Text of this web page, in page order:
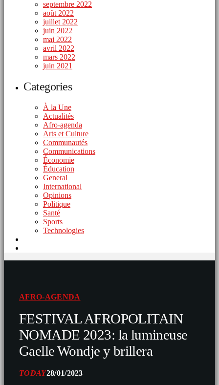
septembre 2022
août 2022
juillet 2022
juin 2022
mai 2022
avril 2022
mars 2022
juin 2021
Categories
À la Une
Actualités
Afro-agenda
Arts et Culture
Communautés
Communications
Économie
Éducation
General
International
Opinions
Politique
Santé
Sports
Technologies
AFRO-AGENDA
FESTIVAL AFROPOLITAIN
NOMADE 2023: la lumineuse
Gaelle Wondje y brillera
TODAY28/01/2023